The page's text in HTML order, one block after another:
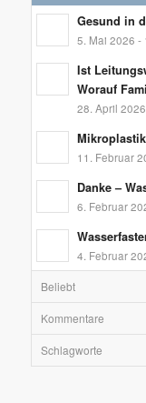
Gesund in
5. Mai 2026 -
Ist
Worauf
28. April
11. Februar
Danke –
6. Februar
4. Februar
Beliebt
Kommentare
Schlagworte